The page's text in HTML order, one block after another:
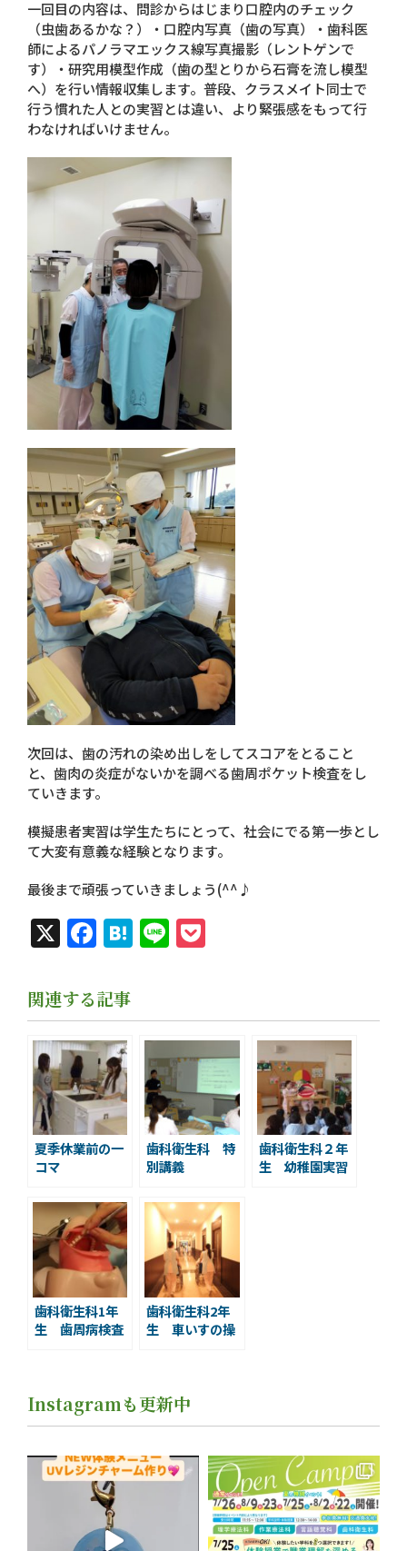
一回目の内容は、問診からはじまり口腔内のチェック
（虫歯あるかな？）・口腔内写真（歯の写真）・歯科医
師によるパノラマエックス線写真撮影（レントゲンで
す）・研究用模型作成（歯の型とりから石膏を流し模型
へ）を行い情報収集します。普段、クラスメイト同士で
行う慣れた人との実習とは違い、より緊張感をもって行
わなければいけません。
次回は、歯の汚れの染め出しをしてスコアをとること
と、歯肉の炎症がないかを調べる歯周ポケット検査をし
ていきます。
模擬患者実習は学生たちにとって、社会にでる第一歩とし
て大変有意義な経験となります。
最後まで頑張っていきましょう(^^ ♪
X Facebook
Hatena
Line
関連する記事
夏季休業前の一
コマ
歯科衛生科 特
別講義
歯科衛生科２年
生 幼稚園実習
歯科衛生科1年
生 歯周病検査
歯科衛生科2年
生 車いすの操
Instagramも更新中